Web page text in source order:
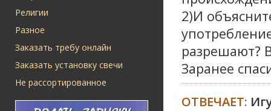
Религии
Разное
Заказать требу онлайн
Заказать установку свечи
Не рассортированное
2)И
разрешают?
Заранее
ОТВЕЧАЕТ: